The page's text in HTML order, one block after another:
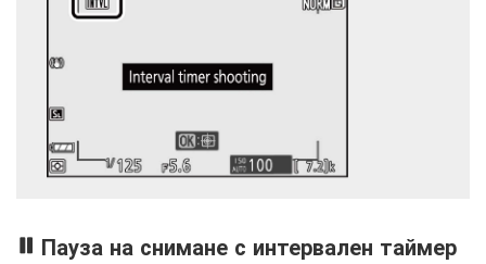
Пауза на снимане с интервален таймер